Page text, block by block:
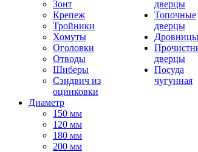
Зонт
Крепеж
Тройники
Хомуты
Оголовки
Отводы
Шиберы
Сэндвич из
оцинковки
Диаметр
150 мм
120 мм
180 мм
200 мм
дверцы
Топочные
дверцы
Дровницы
дверцы
Посуда
чугунная